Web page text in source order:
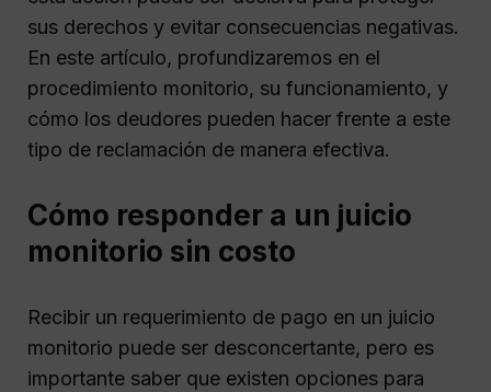
sus derechos y evitar consecuencias negativas.
En este artículo, profundizaremos en el
procedimiento monitorio, su funcionamiento, y
cómo los deudores pueden hacer frente a este
tipo de reclamación de manera efectiva.
Cómo responder a un juicio
monitorio sin costo
Recibir un requerimiento de pago en un juicio
monitorio puede ser desconcertante, pero es
importante saber que existen opciones para